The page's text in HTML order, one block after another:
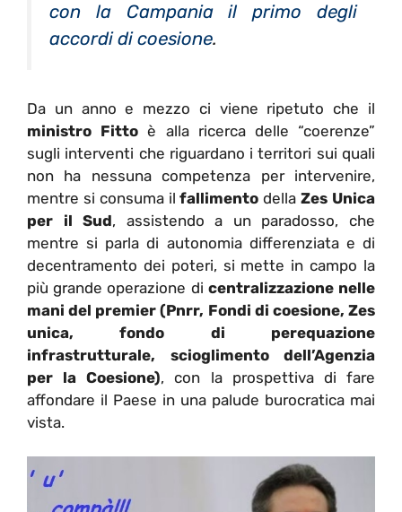
con la Campania il primo degli
accordi di coesione.
Da un anno e mezzo ci viene ripetuto che il
ministro Fitto è alla ricerca delle “coerenze”
sugli interventi che riguardano i territori sui quali
non ha nessuna competenza per intervenire,
mentre si consuma ilfallimento dellaZes Unica
per il Sud, assistendo a un paradosso, che
mentre si parla di autonomia differenziata e di
decentramento dei poteri, si mette in campo la
più grande operazione di centralizzazione nelle
mani del premier (Pnrr, Fondi di coesione, Zes
unica, fondo di perequazione
infrastrutturale, scioglimento dell’Agenzia
per la Coesione), con la prospettiva di fare
affondare il Paese in una palude burocratica mai
vista.